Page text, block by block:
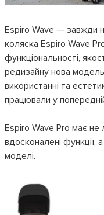
Espiro Wave — завжди на
коляска Espiro Wave
функціональності,
редизайну нова
використанні та
працювали у
Espiro Wave Pro має не
вдосконалені функції,
моделі.